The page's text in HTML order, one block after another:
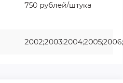
750 рублей/штука